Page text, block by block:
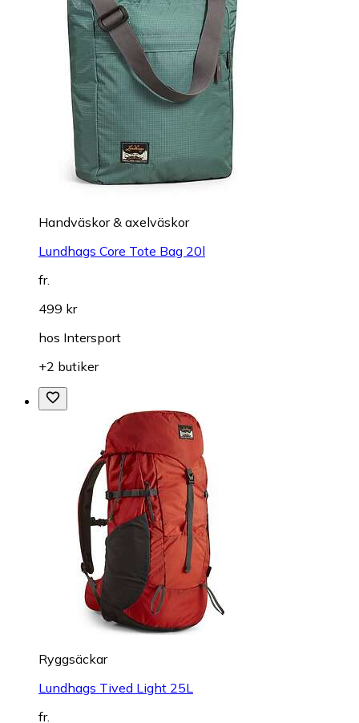
Handväskor & axelväskor
Lundhags Core Tote Bag 20l
fr.
499 kr
hos Intersport
+2 butiker
Ryggsäckar
Lundhags Tived Light 25L
fr.